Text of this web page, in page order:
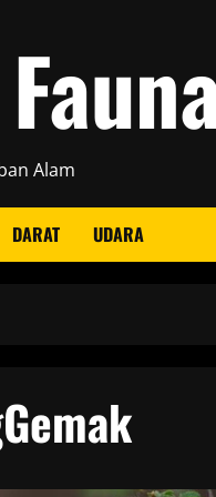
Alam
DARAT UDARA